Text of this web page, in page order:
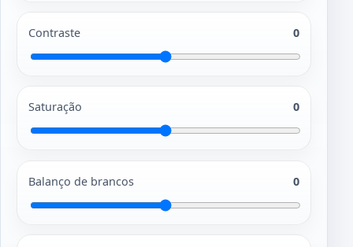
Contraste 0
Saturação 0
Balanço de brancos 0